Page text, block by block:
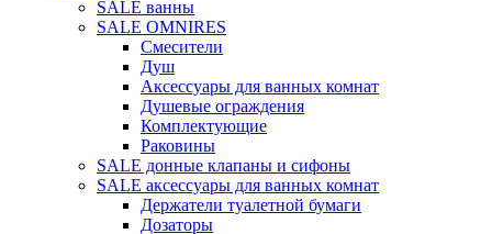
SALE ванны
SALE OMNIRES
Смесители
Душ
Аксессуары для ванных комнат
Душевые ограждения
Комплектующие
Раковины
SALE донные клапаны и сифоны
SALE аксессуары для ванных комнат
Держатели туалетной бумаги
Дозаторы